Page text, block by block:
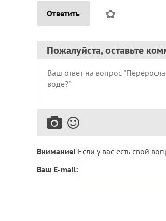
Ответить ✿
Пожалуйста, оставьте
Внимание! Если у вас есть свой
Ваш E-mail: